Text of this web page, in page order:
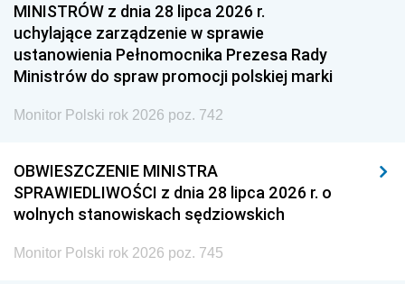
MINISTRÓW z dnia 28 lipca 2026 r.
uchylające zarządzenie w sprawie
ustanowienia Pełnomocnika Prezesa Rady
Ministrów do spraw promocji polskiej marki
Monitor Polski rok 2026 poz. 742
OBWIESZCZENIE MINISTRA
SPRAWIEDLIWOŚCI z dnia 28 lipca 2026 r. o
wolnych stanowiskach sędziowskich
Monitor Polski rok 2026 poz. 745